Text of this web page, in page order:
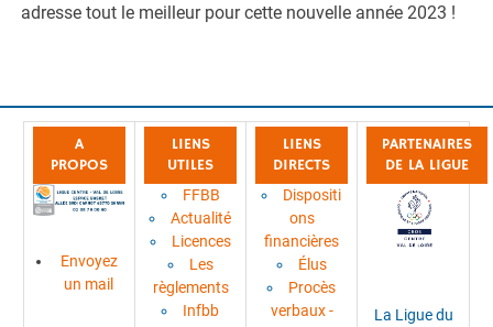
adresse tout le meilleur pour cette nouvelle année 2023 !
A
PROPOS
Envoyez
un mail
LIENS
UTILES
FFBB
Actualité
Licences
Les
règlements
Infbb
LIENS
DIRECTS
Dispositi
ons
financières
Élus
Procès
verbaux -
PARTENAIRES
DE LA LIGUE
La Ligue du